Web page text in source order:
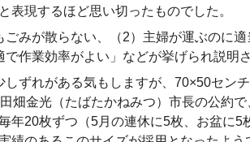
表現するほど思い切ったものでした。
みが散らない、（2）主婦が運ぶのに
作業効率がよい」などが挙げられ説明
ずれがある気もしますが、70×50セン
畑金光（たばたかねみつ）市長の公約
年20枚ずつ（5月の連休に5枚、お盆に5